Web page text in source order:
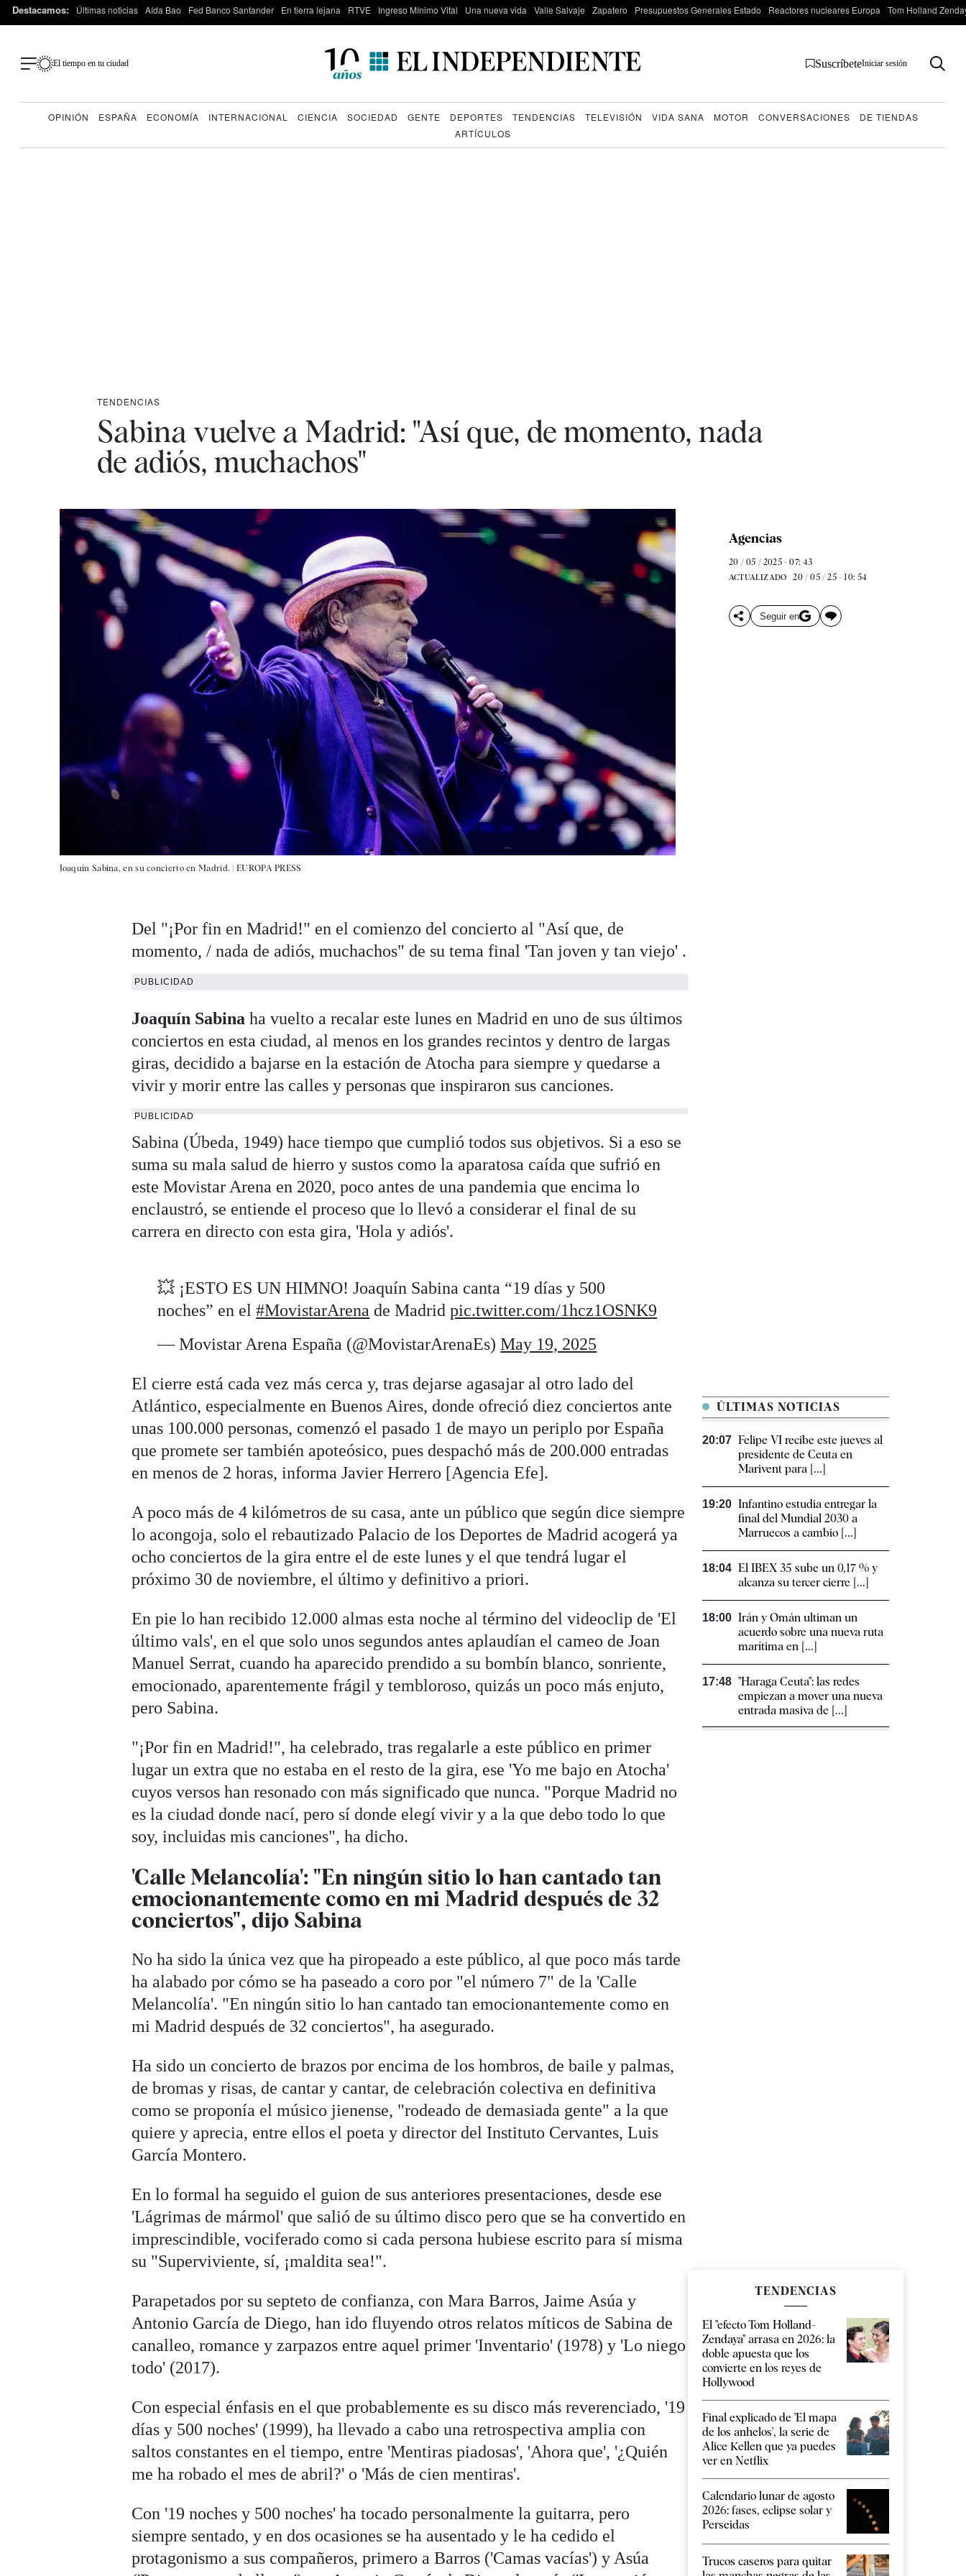
Destacamos: Últimas noticias Aída Bao Fed Banco Santander En tierra lejana RTVE Ingreso Mínimo Vital Una nueva vida Valle Salvaje Zapatero Presupuestos Generales Estado Reactores nucleares Europa Tom Holland
El tiempo en tu ciudad SuscríbeteIniciar sesión
OPINIÓN ESPAÑA ECONOMÍA INTERNACIONAL CIENCIA SOCIEDAD GENTE DEPORTES TENDENCIAS TELEVISIÓN VIDA SANA MOTOR CONVERSACIONES
DE TIENDAS
ARTÍCULOS
TENDENCIAS
Sabina vuelve a Madrid: "Así que, de momento, nada
de adiós, muchachos"
Joaquín Sabina, en su concierto en Madrid. |EUROPA PRESS
Agencias
20 / 05 / 2025 - 07: 43
ACTUALIZADO 20 / 05 / 25 - 10: 54
Seguir en
Del "¡Por fin en Madrid!" en el comienzo del concierto al "Así que, de
momento, / nada de adiós, muchachos" de su tema final 'Tan joven y tan viejo' .
PUBLICIDAD
Joaquín Sabina ha vuelto a recalar este lunes en Madrid en uno de sus últimos
conciertos en esta ciudad, al menos en los grandes recintos y dentro de largas
giras, decidido a bajarse en la estación de Atocha para siempre y quedarse a
vivir y morir entre las calles y personas que inspiraron sus canciones.
PUBLICIDAD
Sabina (Úbeda, 1949) hace tiempo que cumplió todos sus objetivos. Si a eso se
suma su mala salud de hierro y sustos como la aparatosa caída que sufrió en
este Movistar Arena en 2020, poco antes de una pandemia que encima lo
enclaustró, se entiende el proceso que lo llevó a considerar el final de su
carrera en directo con esta gira, 'Hola y adiós'.
💥 ¡ESTO ES UN HIMNO! Joaquín Sabina canta “19 días y 500
noches” en el#MovistarArena de Madridpic.twitter.com/1hcz1OSNK9
— Movistar Arena España (@MovistarArenaEs)May 19, 2025
El cierre está cada vez más cerca y, tras dejarse agasajar al otro lado del
Atlántico, especialmente en Buenos Aires, donde ofreció diez conciertos ante
unas 100.000 personas, comenzó el pasado 1 de mayo un periplo por España
que promete ser también apoteósico, pues despachó más de 200.000 entradas
en menos de 2 horas, informa Javier Herrero [Agencia Efe].
A poco más de 4 kilómetros de su casa, ante un público que según dice siempre
lo acongoja, solo el rebautizado Palacio de los Deportes de Madrid acogerá ya
ocho conciertos de la gira entre el de este lunes y el que tendrá lugar el
próximo 30 de noviembre, el último y definitivo a priori.
En pie lo han recibido 12.000 almas esta noche al término del videoclip de 'El
último vals', en el que solo unos segundos antes aplaudían el cameo de Joan
Manuel Serrat, cuando ha aparecido prendido a su bombín blanco, sonriente,
emocionado, aparentemente frágil y tembloroso, quizás un poco más enjuto,
pero Sabina.
"¡Por fin en Madrid!", ha celebrado, tras regalarle a este público en primer
lugar un extra que no estaba en el resto de la gira, ese 'Yo me bajo en Atocha'
cuyos versos han resonado con más significado que nunca. "Porque Madrid no
es la ciudad donde nací, pero sí donde elegí vivir y a la que debo todo lo que
soy, incluidas mis canciones", ha dicho.
'Calle Melancolía': "En ningún sitio lo han cantado tan
emocionantemente como en mi Madrid después de 32
conciertos", dijo Sabina
No ha sido la única vez que ha piropeado a este público, al que poco más tarde
ha alabado por cómo se ha paseado a coro por "el número 7" de la 'Calle
Melancolía'. "En ningún sitio lo han cantado tan emocionantemente como en
mi Madrid después de 32 conciertos", ha asegurado.
Ha sido un concierto de brazos por encima de los hombros, de baile y palmas,
de bromas y risas, de cantar y cantar, de celebración colectiva en definitiva
como se proponía el músico jienense, "rodeado de demasiada gente" a la que
quiere y aprecia, entre ellos el poeta y director del Instituto Cervantes, Luis
García Montero.
En lo formal ha seguido el guion de sus anteriores presentaciones, desde ese
'Lágrimas de mármol' que salió de su último disco pero que se ha convertido en
imprescindible, vociferado como si cada persona hubiese escrito para sí misma
su "Superviviente, sí, ¡maldita sea!".
Parapetados por su septeto de confianza, con Mara Barros, Jaime Asúa y
Antonio García de Diego, han ido fluyendo otros relatos míticos de Sabina de
canalleo, romance y zarpazos entre aquel primer 'Inventario' (1978) y 'Lo niego
todo' (2017).
Con especial énfasis en el que probablemente es su disco más reverenciado, '19
días y 500 noches' (1999), ha llevado a cabo una retrospectiva amplia con
saltos constantes en el tiempo, entre 'Mentiras piadosas', 'Ahora que', '¿Quién
me ha robado el mes de abril?' o 'Más de cien mentiras'.
Con '19 noches y 500 noches' ha tocado personalmente la guitarra, pero
siempre sentado, y en dos ocasiones se ha ausentado y le ha cedido el
protagonismo a sus compañeros, primero a Barros ('Camas vacías') y Asúa
ÚLTIMAS NOTICIAS
20:07 Felipe VI recibe este jueves al
presidente de Ceuta en
Marivent para [...]
19:20 Infantino estudia entregar la
final del Mundial 2030 a
Marruecos a cambio [...]
18:04 El IBEX 35 sube un 0,17 % y
alcanza su tercer cierre [...]
18:00 Irán y Omán ultiman un
acuerdo sobre una nueva ruta
marítima en [...]
17:48 "Haraga Ceuta": las redes
empiezan a mover una nueva
entrada masiva de [...]
TENDENCIAS
El "efecto Tom Holland-
Zendaya" arrasa en 2026: la
doble apuesta que los
convierte en los reyes de
Hollywood
Final explicado de 'El mapa
de los anhelos', la serie de
Alice Kellen que ya puedes
ver en Netflix
Calendario lunar de agosto
2026: fases, eclipse solar y
Perseidas
Trucos caseros para quitar